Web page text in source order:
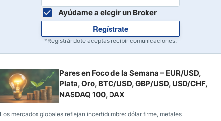
Ayúdame a elegir un Broker
Regístrate
*Registrándote aceptas recibir comunicaciones.
Pares en Foco de la Semana – EUR/USD,
Plata, Oro, BTC/USD, GBP/USD, USD/CHF,
NASDAQ 100, DAX
Los mercados globales reflejan incertidumbre: dólar firme, metales